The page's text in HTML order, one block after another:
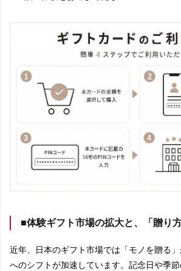
■体験ギフト市場の拡大と、「贈り
近年、日本のギフト市場では「モノを贈る」
へのシフトが加速しています。記念日や季